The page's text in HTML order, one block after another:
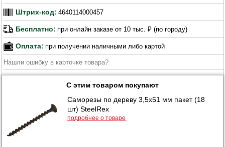
Штрих-код: 4640114000457
Бесплатно: при онлайн заказе от 10 тыс. ₽ (по городу)
Оплата: при получении наличными либо картой
Нашли ошибку в карточке товара?
С этим товаром покупают
Саморезы по дереву 3,5х51 мм пакет (18
шт) SteelRex
подробнее о товаре